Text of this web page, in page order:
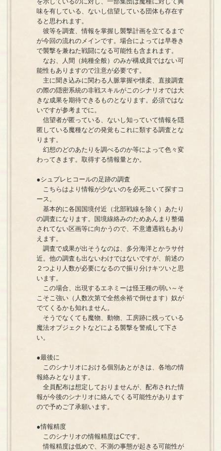
味を有している、ないし信望している団体も存在す
ると思われます。
彼等を調査、情報を掌握し襲撃計画を立てるまで
が今回の流れのメインです。場合によっては早巻き
で襲撃を兼ねた戦闘になる可能性も含まれます。
なお、人間（純種全般）のみが構成員ではない可
能性もありますので注意が必要です。
主に聞き込みに関わる人脈掌握や懐柔、直接調査
の際の隠密系統の非戦スキルがこのシナリオでは大
きな成果を期待できるものとなります。必須ではな
いですが参考までに。
信望者が匿っている、ないし知っていて情報を隠
匿している魔種などの発覚もこれに類する調査とな
ります。
幻想のどのあたりを調べるのか等によって色々変
わってきます。取得する情報量とか。
●シュプレヒコールの足跡の調査
こちらはより情報が少ないのを必死こいて探すコ
ース。
基本的に各国国境付近（北部戦線を除く）あたり
の調査になります。国境線絡みのためあんまり整備
されてない区画等に向かうので、不意遭遇戦もあり
えます。
調査で成果が出そうなのは、多分海洋とかラサ付
近。他の調査も出ないわけではないですが、前述の
２つより人数が必要になるので振り分けキツいと思
います。
この場合、出現するエネミーは怪王種の弱い～そ
こそこ強い（人数次第で全然余裕で倒せます）奴が
でてくるかも知れません。
そうでなくても魔物、動物、工房跡に残っている
魔法オブジェクトなどによる襲撃を警戒して下さ
い。
●最後に
このシナリオにおける個別あとがきは、各地の情
報絡みとなります。
全員配布は想定しておりませんが、配布された情
報が今後のシナリオに絡んでくる可能性があります
ので予めご了承願います。
●情報精度
このシナリオの情報精度はCです。
情報精度は低めで、不測の事態が起きる可能性が